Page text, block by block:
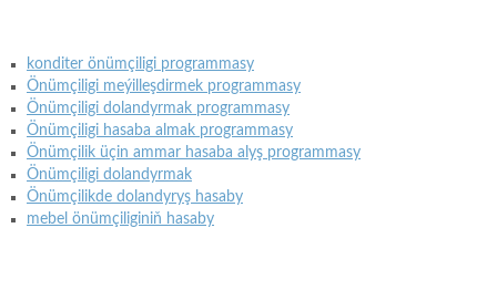
konditer önümçiligi programmasy
Önümçiligi meýilleşdirmek programmasy
Önümçiligi dolandyrmak programmasy
Önümçiligi hasaba almak programmasy
Önümçilik üçin ammar hasaba alyş programmasy
Önümçiligi dolandyrmak
Önümçilikde dolandyryş hasaby
mebel önümçiliginiň hasaby